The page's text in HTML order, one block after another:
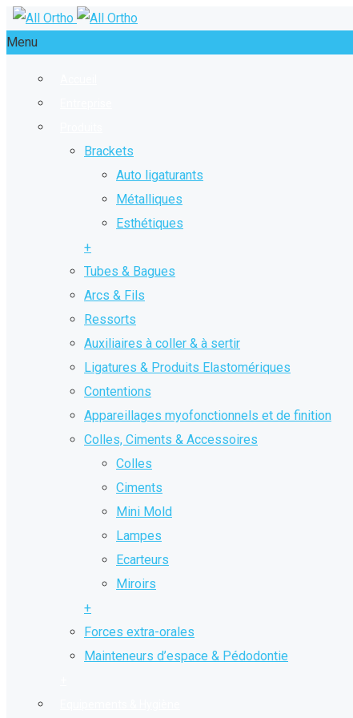
Menu
Brackets
Auto ligaturants
Métalliques
Esthétiques
+
Tubes & Bagues
Arcs & Fils
Ressorts
Auxiliaires à coller & à sertir
Ligatures & Produits Elastomériques
Contentions
Appareillages myofonctionnels et de finition
Colles, Ciments & Accessoires
Colles
Ciments
Mini Mold
Lampes
Ecarteurs
Miroirs
+
Forces extra-orales
Mainteneurs d’espace & Pédodontie